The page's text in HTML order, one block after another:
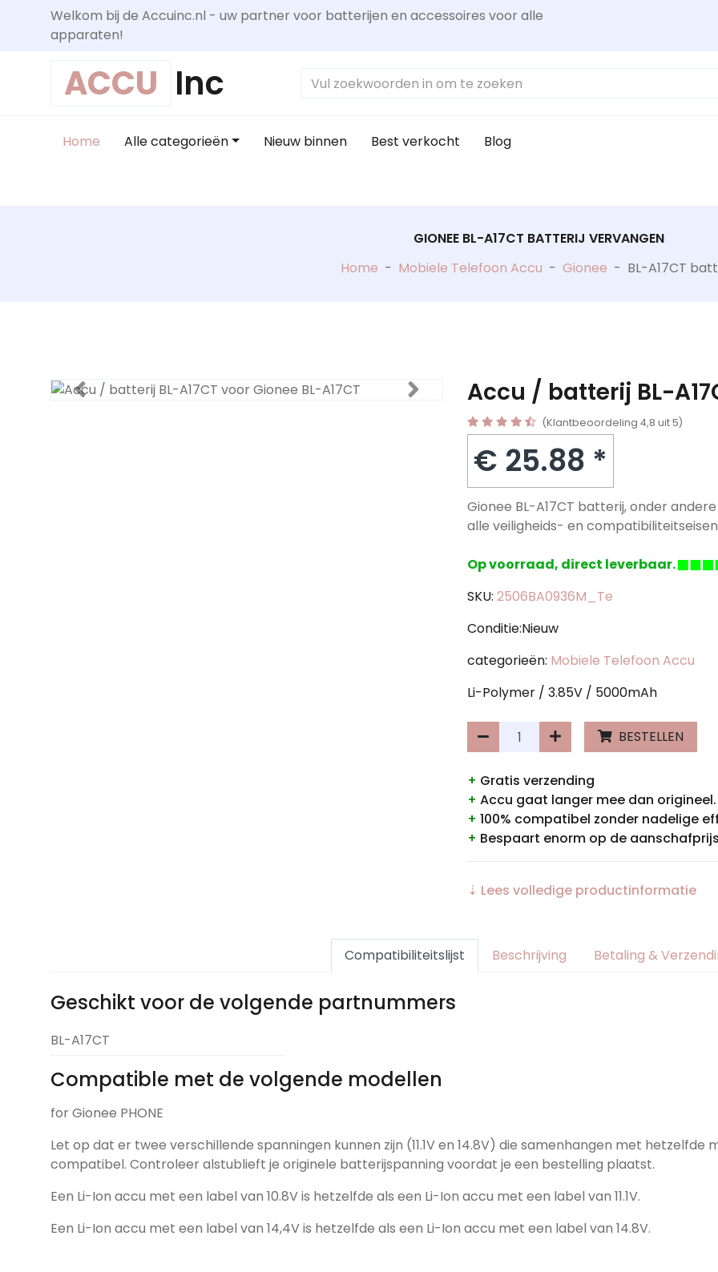
Welkom bij de Accuinc.nl - uw partner voor batterijen en accessoires voor alle
apparaten!
ACCU Inc
Home Alle categorieën Nieuw binnen Best verkocht Blog
GIONEE BL-A17CT BATTERIJ VERVANGEN
Home - Mobiele Telefoon Accu - Gionee - BL-A17CT
Accu / batterij BL-
(Klantbeoordeling 4,8 uit 5)
€ 25.88 *
Gionee BL-A17CT batterij, onder
alle veiligheids- en
Op voorraad, direct leverbaar.
SKU: 2506BA0936M_Te
Conditie:Nieuw
categorieën: Mobiele Telefoon Accu
Li-Polymer / 3.85V / 5000mAh
BESTELLEN
+ Gratis verzending
+ Accu gaat langer mee dan origineel.
+ 100% compatibel zonder nadelige
+ Bespaart enorm op de
⇣ Lees volledige productinformatie
Compatibiliteitslijst Beschrijving Betaling &
Geschikt voor de volgende partnummers
BL-A17CT
Compatible met de volgende modellen
for Gionee PHONE
Let op dat er twee verschillende spanningen kunnen zijn (11.1V en 14.8V) die samenhangen met
compatibel. Controleer alstublieft je originele batterijspanning voordat je een bestelling plaatst.
Een Li-Ion accu met een label van 10.8V is hetzelfde als een Li-Ion accu met een label van 11.1V.
Een Li-Ion accu met een label van 14,4V is hetzelfde als een Li-Ion accu met een label van 14.8V.